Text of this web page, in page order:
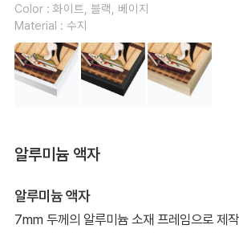
Color : 화이트, 블랙, 베이지
Material : 수지
알루미늄 액자
알루미늄 액자
7mm 두께의 알루미늄 소재 프레임으로 제